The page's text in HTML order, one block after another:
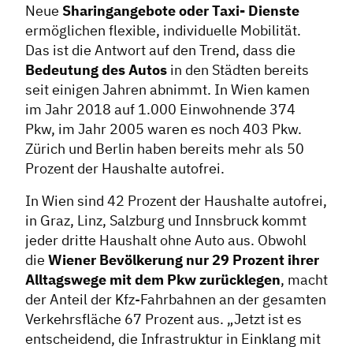
Dachverband
Geschichte des Dachverbandes
Vorstand
Mitglieder
Vorteile für Mitglieder
Veranstaltungen
Formate
Stadtmarketing
Handlungsräume
Netzwerkmanagement
Stadtraumgestaltung
Neue Sharingangebote oder Taxi- Dienste
ermöglichen flexible, individuelle Mobilität.
Das ist die Antwort auf den Trend, dass die
Bedeutung des Autos in den Städten bereits
seit einigen Jahren abnimmt. In Wien kamen
im Jahr 2018 auf 1.000 Einwohnende 374
Pkw, im Jahr 2005 waren es noch 403 Pkw.
Zürich und Berlin haben bereits mehr als 50
Prozent der Haushalte autofrei.
In Wien sind 42 Prozent der Haushalte autofrei,
in Graz, Linz, Salzburg und Innsbruck kommt
jeder dritte Haushalt ohne Auto aus. Obwohl
die Wiener Bevölkerung nur 29 Prozent ihrer
Alltagswege mit dem Pkw zurücklegen, macht
der Anteil der Kfz-Fahrbahnen an der gesamten
Verkehrsfläche 67 Prozent aus. „Jetzt ist es
entscheidend, die Infrastruktur in Einklang mit